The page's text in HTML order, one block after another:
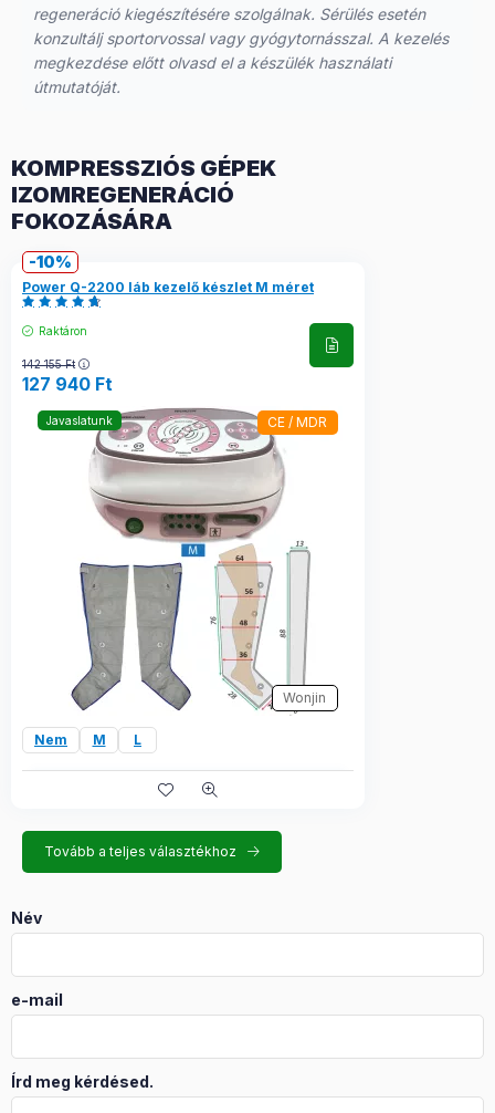
regeneráció kiegészítésére szolgálnak. Sérülés esetén
konzultálj sportorvossal vagy gyógytornásszal. A kezelés
megkezdése előtt olvasd el a készülék használati
útmutatóját.
KOMPRESSZIÓS GÉPEK
IZOMREGENERÁCIÓ
FOKOZÁSÁRA
10
Power Q-2200 láb kezelő készlet M méret
Raktáron
142 155Ft
127 940 Ft
Javaslatunk CE / MDR
Wonjin
Nem M L
Tovább a teljes választékhoz
Név
e-mail
Írd meg kérdésed.